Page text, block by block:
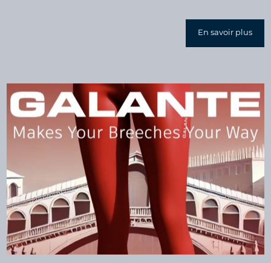
En savoir plus